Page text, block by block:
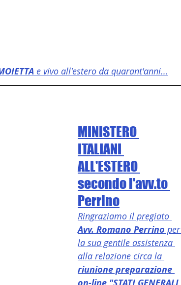
e vivo all'estero da quarant'anni...
MINISTERO
ITALIANI
ALL'ESTERO
secondo l'avv.to
Perrino
Ringraziamo il pregiato
Avv. Romano Perrino per
la sua gentile assistenza
alla relazione circa la
riunione preparazione